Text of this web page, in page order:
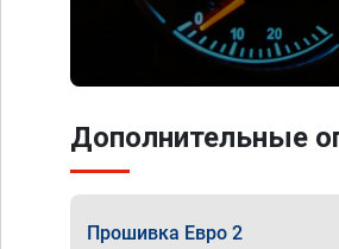
Дополнительные
Прошивка Евро 2